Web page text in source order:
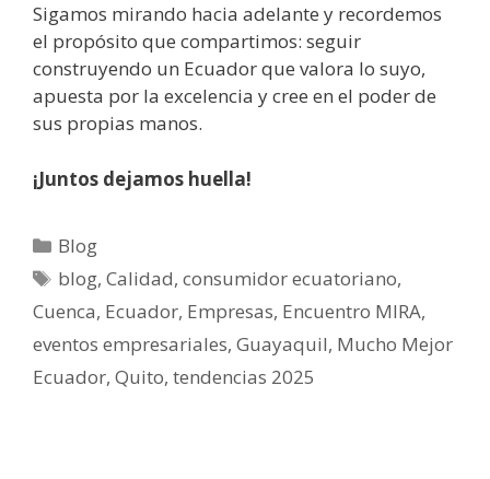
Sigamos mirando hacia adelante y recordemos
el propósito que compartimos: seguir
construyendo un Ecuador que valora lo suyo,
apuesta por la excelencia y cree en el poder de
sus propias manos.
¡Juntos dejamos huella!
Blog
blog,Calidad,consumidor ecuatoriano,
Cuenca, Ecuador, Empresas, Encuentro MIRA,
eventos empresariales, Guayaquil, Mucho Mejor
Ecuador, Quito, tendencias 2025